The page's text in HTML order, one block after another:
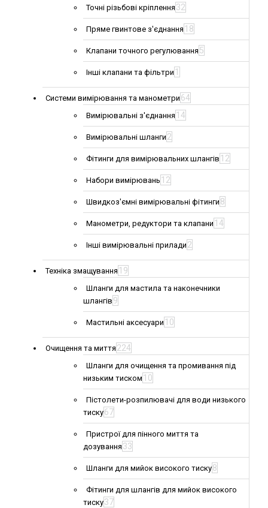
Точні різьбові кріплення 32
Пряме гвинтове з'єднання 18
Клапани точного регулювання 5
Інші клапани та фільтри 1
Системи вимірювання та манометри 64
Вимірювальні з'єднання 14
Вимірювальні шланги 2
Фітинги для вимірювальних шлангів 12
Набори вимірювань 12
Швидкоз'ємні вимірювальні фітинги 8
Манометри, редуктори та клапани 14
Інші вимірювальні прилади 2
Техніка змащування 19
Шланги для мастила та наконечники
шлангів 9
Мастильні аксесуари 10
Очищення та миття 224
Шланги для очищення та промивання під
низьким тиском 10
Пістолети-розпилювачі для води низького
тиску67
Пристрої для пінного миття та
дозування 33
Шланги для мийок високого тиску8
Фітинги для шлангів для мийок високого
тиску37